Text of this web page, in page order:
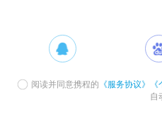
阅读并同意携程的 《服务协议》
自